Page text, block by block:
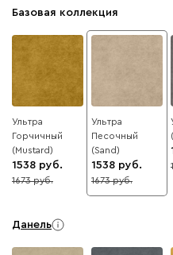
Базовая коллекция
Ультра
Горчичный
(Mustard)
1538
8
1673
Ультра
Песочный
(Sand)
1538
8
1673
Данель